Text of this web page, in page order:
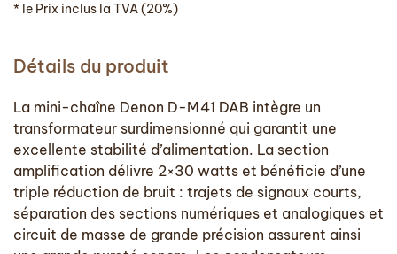
* le Prix inclus la TVA (20%)
Détails du produit
La mini-chaîne Denon D-M41 DAB intègre un
transformateur surdimensionné qui garantit une
excellente stabilité d’alimentation. La section
amplification délivre 2×30 watts et bénéficie d’une
triple réduction de bruit : trajets de signaux courts,
séparation des sections numériques et analogiques et
circuit de masse de grande précision assurent ainsi